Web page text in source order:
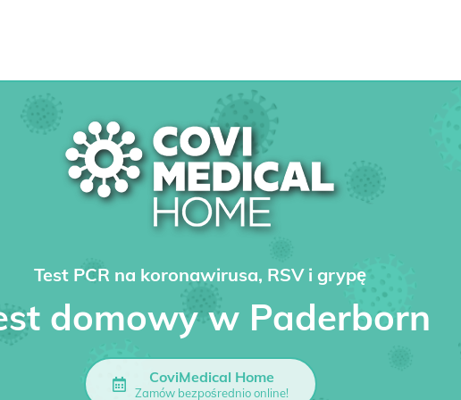
Test PCR na koronawirusa, RSV i grypę
domowy w Paderborn
CoviMedical Home
Zamów bezpośrednio online!